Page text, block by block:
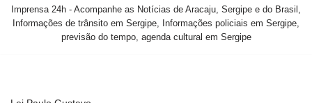
Imprensa 24h - Acompanhe as Notícias de Aracaju, Sergipe e do Brasil,
Informações de trânsito em Sergipe, Informações policiais em Sergipe,
previsão do tempo, agenda cultural em Sergipe